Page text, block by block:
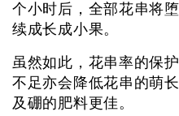
个小时后，全部花串将
续成长成小果。
虽然如此，花串率的保
不足亦会降低花串的萌
及硼的肥料更佳。